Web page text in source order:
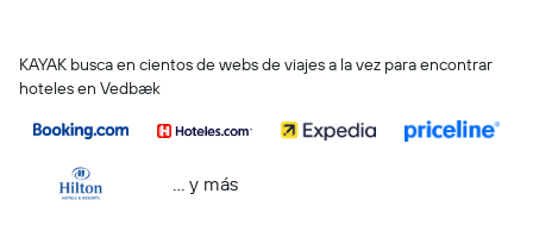
KAYAK busca en cientos de webs de viajes a la vez para encontrar
hoteles en Vedbæk
… y más